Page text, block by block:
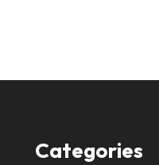
Categories